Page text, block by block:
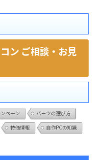
ン ご相談・お見
ペーン
パーツの選び方
特価情報
自作PCの知識